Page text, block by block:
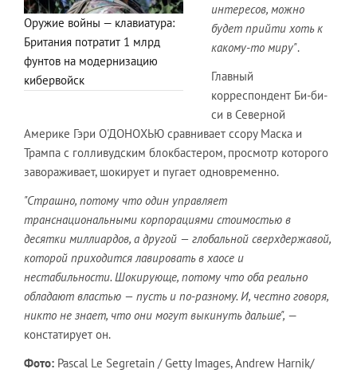
Оружие войны — клавиатура:
Британия потратит 1 млрд
фунтов на модернизацию
кибервойск
интересов, можно
будет прийти хоть к
какому-то миру".
Главный
корреспондент Би-би-
си в Северной
Америке Гэри О'ДОНОХЬЮ сравнивает ссору Маска и
Трампа с голливудским блокбастером, просмотр которого
завораживает, шокирует и пугает одновременно.
"Страшно, потому что один управляет
транснациональными корпорациями стоимостью в
десятки миллиардов, а другой — глобальной сверхдержавой,
которой приходится лавировать в хаосе и
нестабильности. Шокирующе, потому что оба реально
обладают властью — пусть и по-разному. И, честно говоря,
никто не знает, что они могут выкинуть дальше", —
констатирует он.
Фото: Pascal Le Segretain / Getty Images, Andrew Harnik/